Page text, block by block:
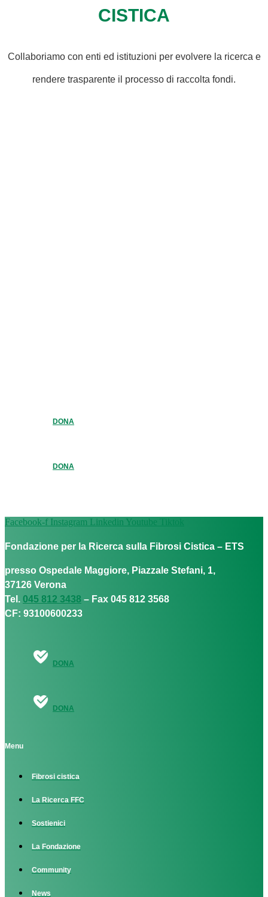
CISTICA
Collaboriamo con enti ed istituzioni per evolvere la ricerca e
rendere trasparente il processo di raccolta fondi.
DONA
DONA
Facebook-f Instagram Linkedin Youtube Tiktok
Fondazione per la Ricerca sulla Fibrosi Cistica – ETS
presso Ospedale Maggiore, Piazzale Stefani, 1,
37126 Verona
Tel. 045 812 3438 – Fax 045 812 3568
CF: 93100600233
DONA
DONA
Menu
Fibrosi cistica
La Ricerca FFC
Sostienici
La Fondazione
Community
News